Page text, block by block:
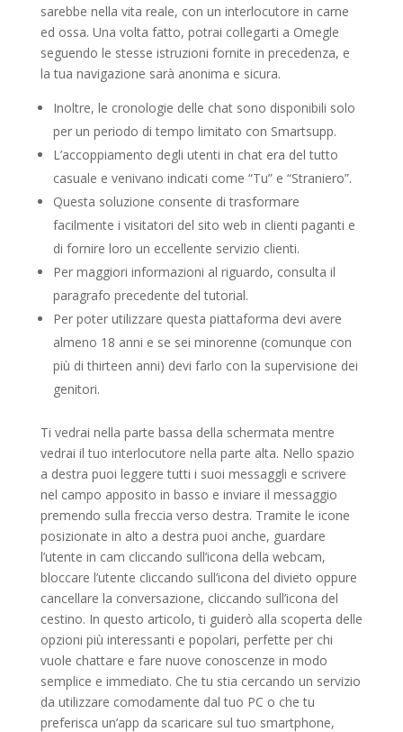
sarebbe nella vita reale, con un interlocutore in carne
ed ossa. Una volta fatto, potrai collegarti a Omegle
seguendo le stesse istruzioni fornite in precedenza, e
la tua navigazione sarà anonima e sicura.
Inoltre, le cronologie delle chat sono disponibili solo
per un periodo di tempo limitato con Smartsupp.
L’accoppiamento degli utenti in chat era del tutto
casuale e venivano indicati come “Tu” e “Straniero”.
Questa soluzione consente di trasformare
facilmente i visitatori del sito web in clienti paganti e
di fornire loro un eccellente servizio clienti.
Per maggiori informazioni al riguardo, consulta il
paragrafo precedente del tutorial.
Per poter utilizzare questa piattaforma devi avere
almeno 18 anni e se sei minorenne (comunque con
più di thirteen anni) devi farlo con la supervisione dei
genitori.
Ti vedrai nella parte bassa della schermata mentre
vedrai il tuo interlocutore nella parte alta. Nello spazio
a destra puoi leggere tutti i suoi messaggli e scrivere
nel campo apposito in basso e inviare il messaggio
premendo sulla freccia verso destra. Tramite le icone
posizionate in alto a destra puoi anche, guardare
l’utente in cam cliccando sull’icona della webcam,
bloccare l’utente cliccando sull’icona del divieto oppure
cancellare la conversazione, cliccando sull’icona del
cestino. In questo articolo, ti guiderò alla scoperta delle
opzioni più interessanti e popolari, perfette per chi
vuole chattare e fare nuove conoscenze in modo
semplice e immediato. Che tu stia cercando un servizio
da utilizzare comodamente dal tuo PC o che tu
preferisca un’app da scaricare sul tuo smartphone,